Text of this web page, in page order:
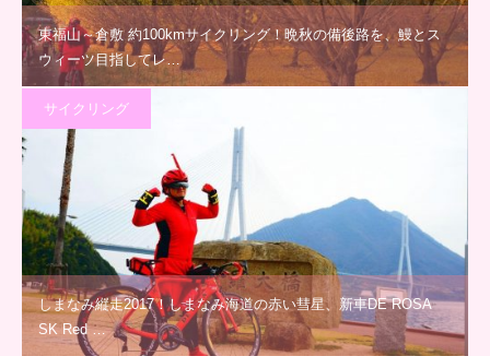
東福山～倉敷 約100kmサイクリング！晩秋の備後路を、鰻とス
ウィーツ目指してレ…
サイクリング
しまなみ縦走2017！しまなみ海道の赤い彗星、新車DE ROSA
SK Red …